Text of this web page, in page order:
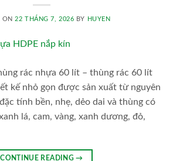
ON22 THÁNG 7, 2026 BY HUYEN
rác nhựa 60 lít – thùng rác 60 lít
kế nhỏ gọn được sản xuất từ nguyên
tính bền, nhẹ, dẻo dai và thùng có
lá, cam, vàng, xanh dương, đỏ,
CONTINUE READING→